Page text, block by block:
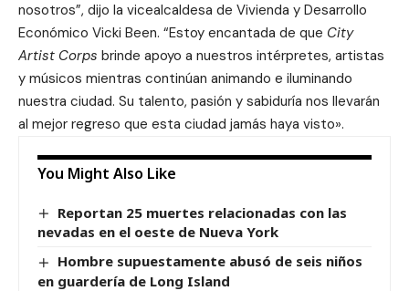
nosotros”, dijo la vicealcaldesa de Vivienda y Desarrollo
Económico Vicki Been. “Estoy encantada de que City
Artist Corps brinde apoyo a nuestros intérpretes, artistas
y músicos mientras continúan animando e iluminando
nuestra ciudad. Su talento, pasión y sabiduría nos llevarán
al mejor regreso que esta ciudad jamás haya visto».
You Might Also Like
Reportan 25 muertes relacionadas con las
nevadas en el oeste de Nueva York
Hombre supuestamente abusó de seis niños
en guardería de Long Island